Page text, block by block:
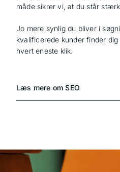
måde sikrer vi, at du står
Jo mere synlig du bliver i
kvalificerede kunder finder
hvert eneste klik.
Læs mere om SEO